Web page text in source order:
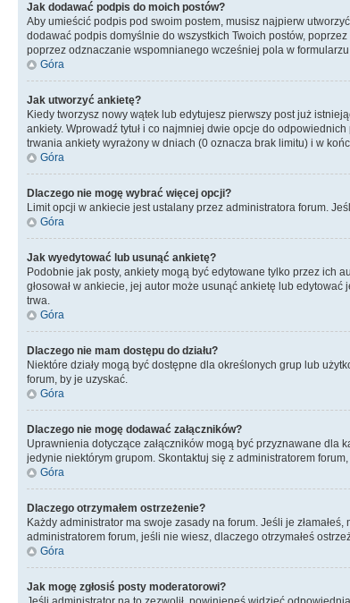
Jak dodawać podpis do moich postów?
Aby umieścić podpis pod swoim postem, musisz najpierw
dodawać podpis domyślnie do wszystkich Twoich postów,
poprzez odznaczanie wspomnianego wcześniej pola w
Góra
Jak utworzyć ankietę?
Kiedy tworzysz nowy wątek lub edytujesz pierwszy post już
ankiety. Wprowadź tytuł i co najmniej dwie opcje do
trwania ankiety wyrażony w dniach (0 oznacza brak limitu) i w
Góra
Dlaczego nie mogę wybrać więcej opcji?
Limit opcji w ankiecie jest ustalany przez administratora forum.
Góra
Jak wyedytować lub usunąć ankietę?
Podobnie jak posty, ankiety mogą być edytowane tylko przez ich
głosował w ankiecie, jej autor może usunąć ankietę lub
trwa.
Góra
Dlaczego nie mam dostępu do działu?
Niektóre działy mogą być dostępne dla określonych grup lub
forum, by je uzyskać.
Góra
Dlaczego nie mogę dodawać załączników?
Uprawnienia dotyczące załączników mogą być przyznawane dla
jedynie niektórym grupom. Skontaktuj się z administratorem
Góra
Dlaczego otrzymałem ostrzeżenie?
Każdy administrator ma swoje zasady na forum. Jeśli je
administratorem forum, jeśli nie wiesz, dlaczego otrzymałeś
Góra
Jak mogę zgłosiś posty moderatorowi?